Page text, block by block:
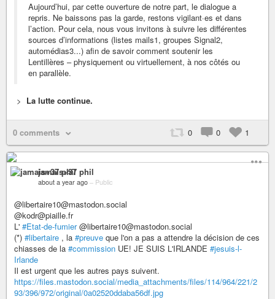
Aujourd’hui, par cette ouverture de notre part, le dialogue a
repris. Ne baissons pas la garde, restons vigilant·es et dans
l’action. Pour cela, nous vous invitons à suivre les différentes
sources d’informations (listes mails1, groupes Signal2,
automédias3...) afin de savoir comment soutenir les
Lentillères – physiquement ou virtuellement, à nos côtés ou
en parallèle.
> La lutte continue.
0 comments 0 0 1
jamais+37 phil
about a year ago – Public
@libertaire10@mastodon.social
@kodr@piaille.fr
L' #Etat-de-fumier@libertaire10@mastodon.social
(*) #libertaire , la #preuve que l'on a pas a attendre la décision de ces
chiasses de la #commission UE! JE SUIS L'IRLANDE #jesuis-l-
Irlande
Il est urgent que les autres pays suivent.
https://files.mastodon.social/media_attachments/files/114/964/221/2
93/396/972/original/0a02520ddaba56df.jpg